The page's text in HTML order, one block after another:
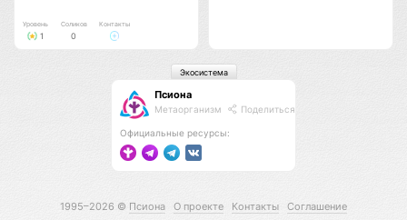
Уровень
1
Соликов
0
Контакты
Псиона
Метаорганизм Поделиться
Официальные ресурсы:
Экосистема
1995–2026 © Псиона О проекте Контакты Соглашение